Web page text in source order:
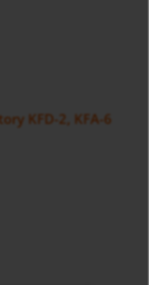
KFD-2, KFA-6